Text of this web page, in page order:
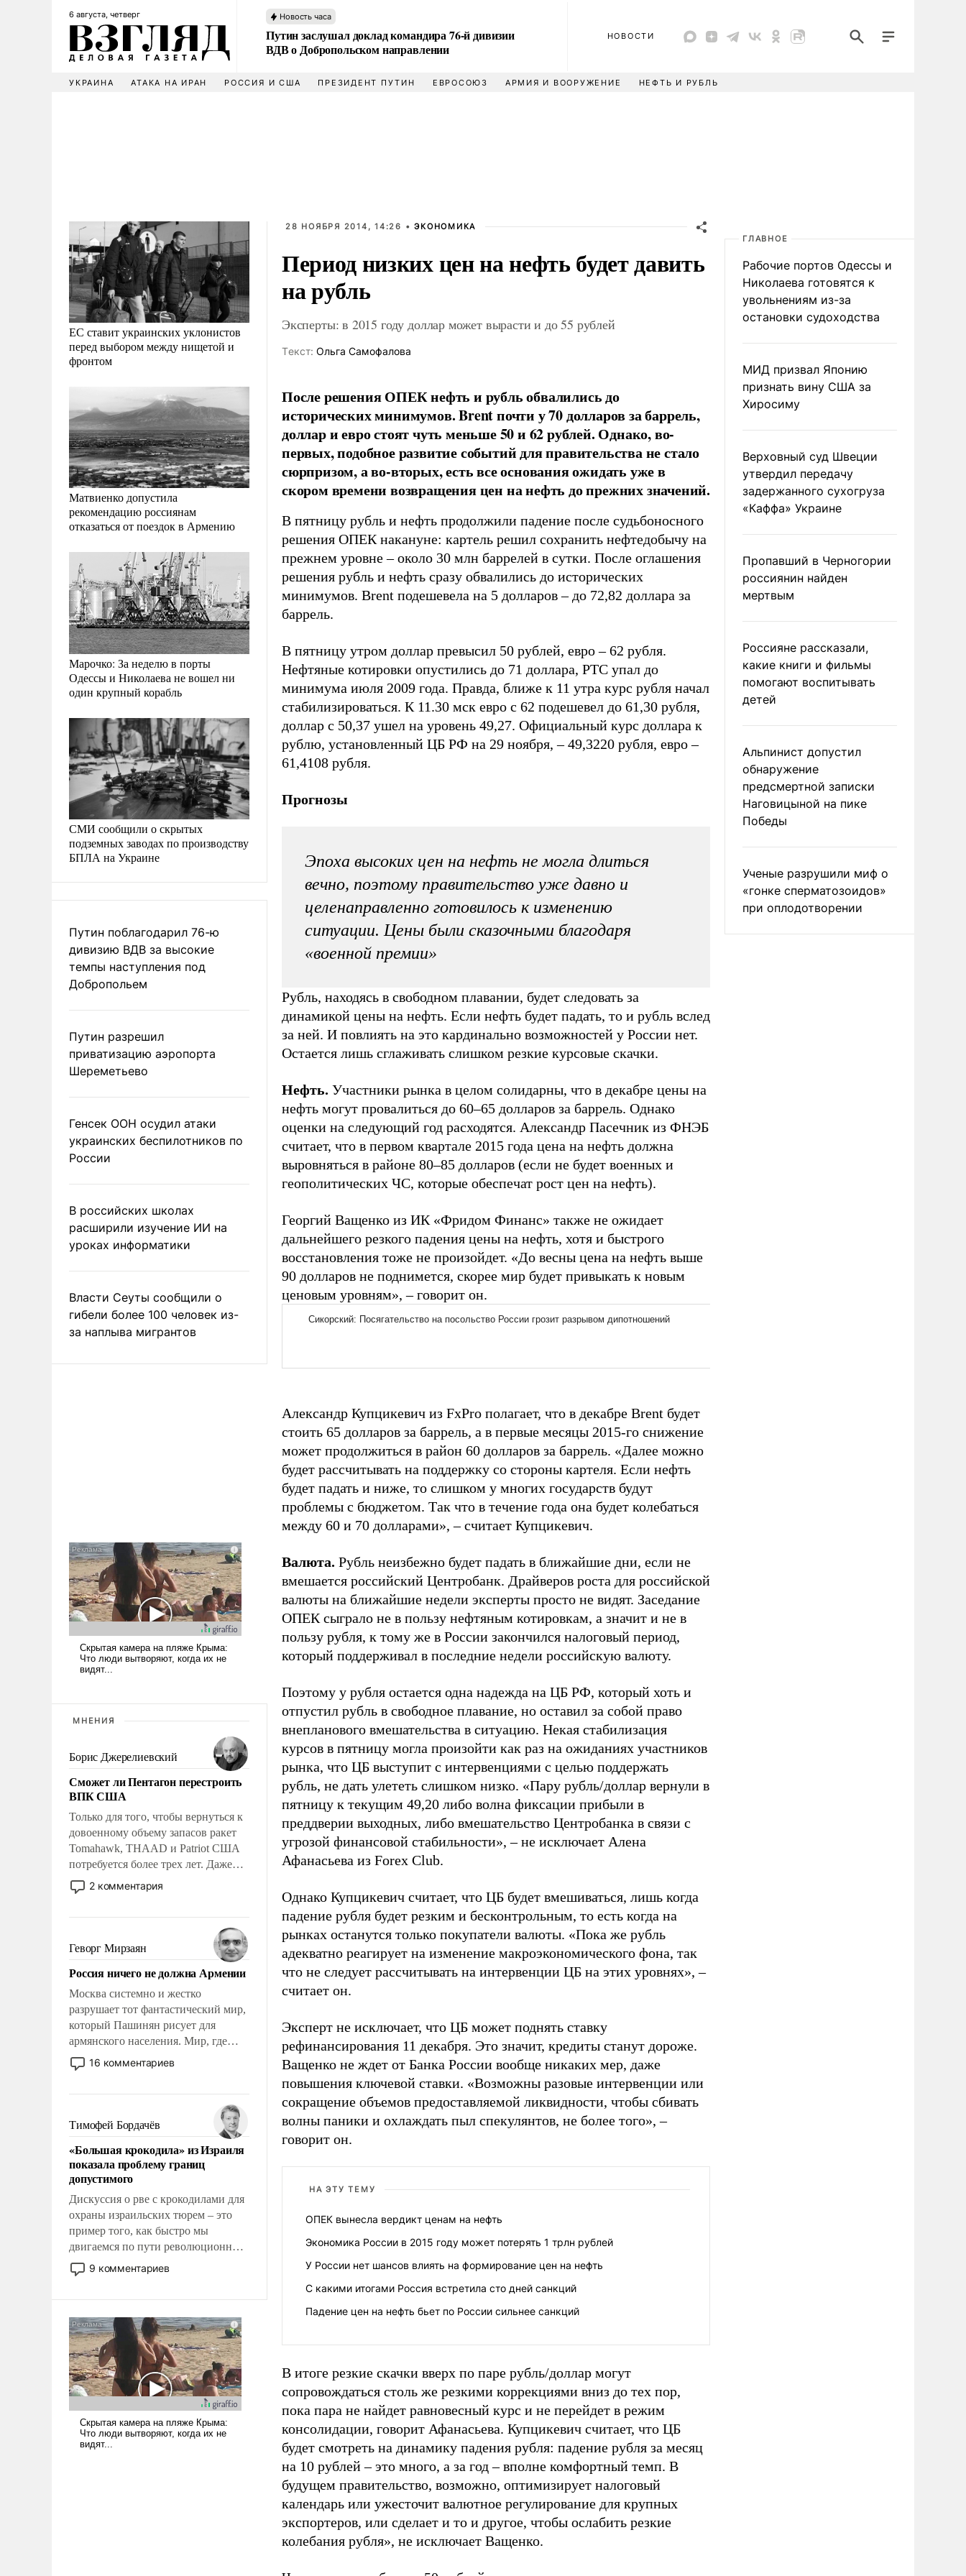
6 августа, четверг Новость часа
Путин заслушал доклад командира 76-й дивизии
ВДВ о Добропольском направлении
НОВОСТИ
УКРАИНА АТАКА НА ИРАН РОССИЯ И США ПРЕЗИДЕНТ ПУТИН ЕВРОСОЮЗ АРМИЯ И ВООРУЖЕНИЕ НЕФТЬ И РУБЛЬ
ЕС ставит украинских уклонистов
перед выбором между нищетой и
фронтом
Матвиенко допустила
рекомендацию россиянам
отказаться от поездок в Армению
Марочко: За неделю в порты
Одессы и Николаева не вошел ни
один крупный корабль
СМИ сообщили о скрытых
подземных заводах по производству
БПЛА на Украине
Путин поблагодарил 76-ю
дивизию ВДВ за высокие
темпы наступления под
Добропольем
Путин разрешил
приватизацию аэропорта
Шереметьево
Генсек ООН осудил атаки
украинских беспилотников по
России
В российских школах
расширили изучение ИИ на
уроках информатики
Власти Сеуты сообщили о
гибели более 100 человек из-
за наплыва мигрантов
МНЕНИЯ
Борис Джерелиевский
Сможет ли Пентагон перестроить
ВПК США
Только для того, чтобы вернуться к
довоенному объему запасов ракет
Tomahawk, THAAD и Patriot США
потребуется более трех лет. Даже
небольшая война с Ираном
опустошила американские
уязвимости США, например, перед
Китаем.
2 комментария
Геворг Мирзаян
Россия ничего не должна Армении
Москва системно и жестко
разрушает тот фантастический мир,
который Пашинян рисует для
армянского населения. Мир, где
политические прожекты будут
безусловно оплачиваться за счет
где Еревану за свои поступки не
нужно отвечать.
16 комментариев
Тимофей Бордачёв
«Большая крокодила» из Израиля
показала проблему границ
допустимого
Дискуссия о рве с крокодилами для
охраны израильских тюрем – это
пример того, как быстро мы
двигаемся по пути революционных
изменений. То, что несколько лет
назад было образом для
9 комментариев
28 НОЯБРЯ 2014, 14:26 •ЭКОНОМИКА
Период низких цен на нефть будет давить
на рубль
Эксперты: в 2015 году доллар может вырасти и до 55 рублей
Tекст: Ольга Самофалова
После решения ОПЕК нефть и рубль обвалились до
исторических минимумов. Brent почти у 70 долларов за баррель,
доллар и евро стоят чуть меньше 50 и 62 рублей. Однако, во-
первых, подобное развитие событий для правительства не стало
сюрпризом, а во-вторых, есть все основания ожидать уже в
скором времени возвращения цен на нефть до прежних значений.
В пятницу рубль и нефть продолжили падение после судьбоносного
решения ОПЕК накануне: картель решил сохранить нефтедобычу на
прежнем уровне – около 30 млн баррелей в сутки. После оглашения
решения рубль и нефть сразу обвалились до исторических
минимумов. Brent подешевела на 5 долларов – до 72,82 доллара за
баррель.
В пятницу утром доллар превысил 50 рублей, евро – 62 рубля.
Нефтяные котировки опустились до 71 доллара, РТС упал до
минимума июля 2009 года. Правда, ближе к 11 утра курс рубля начал
стабилизироваться. К 11.30 мск евро с 62 подешевел до 61,30 рубля,
доллар с 50,37 ушел на уровень 49,27. Официальный курс доллара к
рублю, установленный ЦБ РФ на 29 ноября, – 49,3220 рубля, евро –
61,4108 рубля.
Прогнозы
Эпоха высоких цен на нефть не могла длиться
вечно, поэтому правительство уже давно и
целенаправленно готовилось к изменению
ситуации. Цены были сказочными благодаря
«военной премии»
Рубль, находясь в свободном плавании, будет следовать за
динамикой цены на нефть. Если нефть будет падать, то и рубль вслед
за ней. И повлиять на это кардинально возможностей у России нет.
Остается лишь сглаживать слишком резкие курсовые скачки.
Нефть. Участники рынка в целом солидарны, что в декабре цены на
нефть могут провалиться до 60–65 долларов за баррель. Однако
оценки на следующий год расходятся. Александр Пасечник из ФНЭБ
считает, что в первом квартале 2015 года цена на нефть должна
выровняться в районе 80–85 долларов (если не будет военных и
геополитических ЧС, которые обеспечат рост цен на нефть).
Георгий Ващенко из ИК «Фридом Финанс» также не ожидает
дальнейшего резкого падения цены на нефть, хотя и быстрого
восстановления тоже не произойдет. «До весны цена на нефть выше
90 долларов не поднимется, скорее мир будет привыкать к новым
ценовым уровням», – говорит он.
Александр Купцикевич из FxPro полагает, что в декабре Brent будет
стоить 65 долларов за баррель, а в первые месяцы 2015-го снижение
может продолжиться в район 60 долларов за баррель. «Далее можно
будет рассчитывать на поддержку со стороны картеля. Если нефть
будет падать и ниже, то слишком у многих государств будут
проблемы с бюджетом. Так что в течение года она будет колебаться
между 60 и 70 долларами», – считает Купцикевич.
Валюта. Рубль неизбежно будет падать в ближайшие дни, если не
вмешается российский Центробанк. Драйверов роста для российской
валюты на ближайшие недели эксперты просто не видят. Заседание
ОПЕК сыграло не в пользу нефтяным котировкам, а значит и не в
пользу рубля, к тому же в России закончился налоговый период,
который поддерживал в последние недели российскую валюту.
Поэтому у рубля остается одна надежда на ЦБ РФ, который хоть и
отпустил рубль в свободное плавание, но оставил за собой право
внепланового вмешательства в ситуацию. Некая стабилизация
курсов в пятницу могла произойти как раз на ожиданиях участников
рынка, что ЦБ выступит с интервенциями с целью поддержать
рубль, не дать улететь слишком низко. «Пару рубль/доллар вернули в
пятницу к текущим 49,20 либо волна фиксации прибыли в
преддверии выходных, либо вмешательство Центробанка в связи с
угрозой финансовой стабильности», – не исключает Алена
Афанасьева из Forex Club.
Однако Купцикевич считает, что ЦБ будет вмешиваться, лишь когда
падение рубля будет резким и бесконтрольным, то есть когда на
рынках останутся только покупатели валюты. «Пока же рубль
адекватно реагирует на изменение макроэкономического фона, так
что не следует рассчитывать на интервенции ЦБ на этих уровнях», –
считает он.
Эксперт не исключает, что ЦБ может поднять ставку
рефинансирования 11 декабря. Это значит, кредиты станут дороже.
Ващенко не ждет от Банка России вообще никаких мер, даже
повышения ключевой ставки. «Возможны разовые интервенции или
сокращение объемов предоставляемой ликвидности, чтобы сбивать
волны паники и охлаждать пыл спекулянтов, не более того», –
говорит он.
НА ЭТУ ТЕМУ
ОПЕК вынесла вердикт ценам на нефть
Экономика России в 2015 году может потерять 1 трлн рублей
У России нет шансов влиять на формирование цен на нефть
С какими итогами Россия встретила сто дней санкций
Падение цен на нефть бьет по России сильнее санкций
В итоге резкие скачки вверх по паре рубль/доллар могут
сопровождаться столь же резкими коррекциями вниз до тех пор,
пока пара не найдет равновесный курс и не перейдет в режим
консолидации, говорит Афанасьева. Купцикевич считает, что ЦБ
будет смотреть на динамику падения рубля: падение рубля за месяц
на 10 рублей – это много, а за год – вполне комфортный темп. В
будущем правительство, возможно, оптимизирует налоговый
календарь или ужесточит валютное регулирование для крупных
экспортеров, или сделает и то и другое, чтобы ослабить резкие
колебания рубля», не исключает Ващенко.
ГЛАВНОЕ
Рабочие портов Одессы и
Николаева готовятся к
увольнениям из-за
остановки судоходства
МИД призвал Японию
признать вину США за
Хиросиму
Верховный суд Швеции
утвердил передачу
задержанного сухогруза
«Каффа» Украине
Пропавший в Черногории
россиянин найден
мертвым
Россияне рассказали,
какие книги и фильмы
помогают воспитывать
детей
Альпинист допустил
обнаружение
предсмертной записки
Наговицыной на пике
Победы
Ученые разрушили миф о
«гонке сперматозоидов»
при оплодотворении